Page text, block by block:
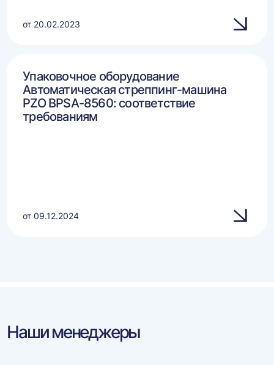
от 20.02.2023
Упаковочное оборудование
Автоматическая стреппинг-машина
PZO BPSA-8560: соответствие
требованиям
от 09.12.2024
Наши менеджеры